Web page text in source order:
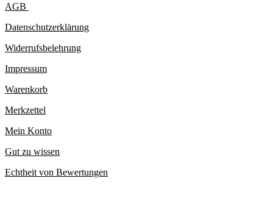
AGB
Datenschutzerklärung
Widerrufsbelehrung
Impressum
Warenkorb
Merkzettel
Mein Konto
Gut zu wissen
Echtheit von Bewertungen